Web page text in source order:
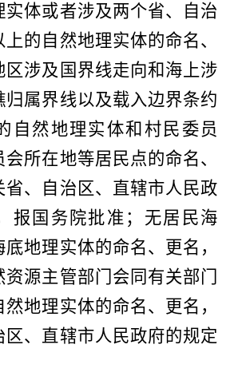
实体或者涉及两个省、自治
的自然地理实体的命名、
区涉及国界线走向和海上涉
归属界线以及载入边界条约
自然地理实体和村民委员
所在地等居民点的命名、
省、自治区、直辖市人民政
报国务院批准；无居民海
地理实体的命名、更名，
源主管部门会同有关部门
地理实体的命名、更名，
区、直辖市人民政府的规定